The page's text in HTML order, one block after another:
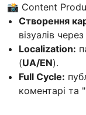
📸 Content
Створення
візуалів через
Localization:
(UA/EN).
Full Cycle:
коментарі та